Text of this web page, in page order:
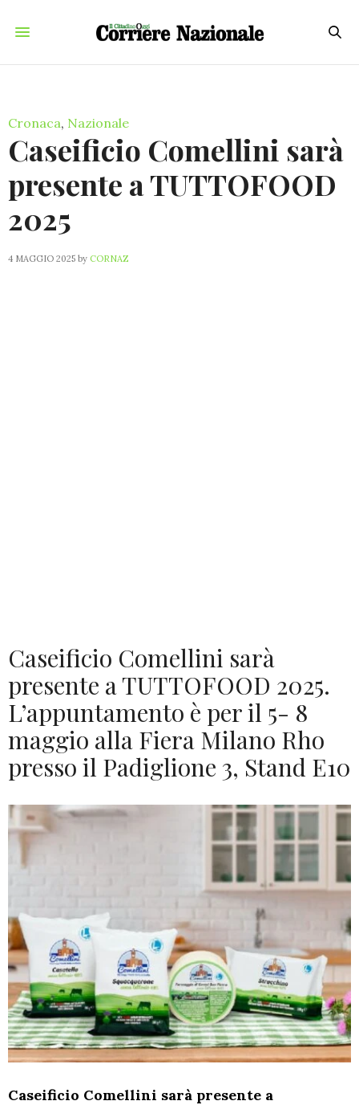
Cronaca, Nazionale
Caseificio Comellini sarà
presente a TUTTOFOOD
2025
4 MAGGIO 2025 by CORNAZ
Caseificio Comellini sarà
presente a TUTTOFOOD 2025.
L’appuntamento è per il 5- 8
maggio alla Fiera Milano Rho
presso il Padiglione 3, Stand E10
Caseificio Comellini sarà presente a